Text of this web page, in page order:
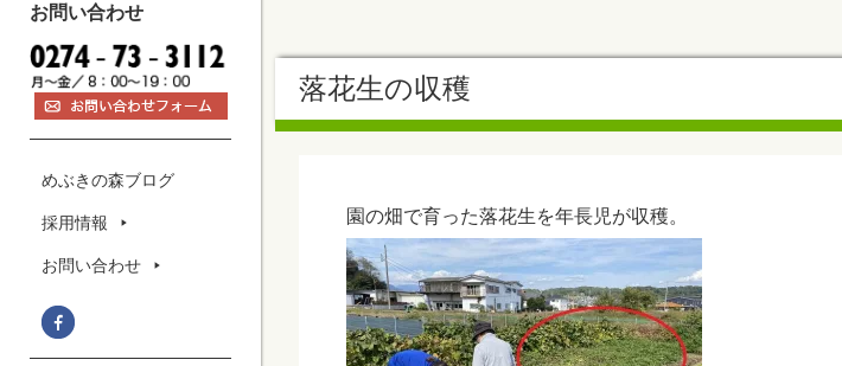
お問い合わせ
めぶきの森ブログ
採用情報
お問い合わせ
落花生の収穫
園の畑で育った落花生を年長児が収穫。